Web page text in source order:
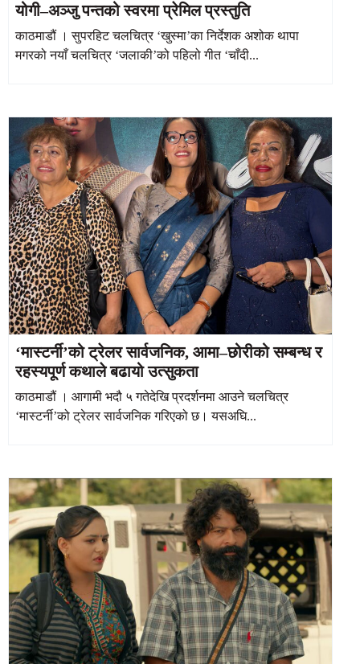
योगी–अञ्जु पन्तको स्वरमा प्रेमिल प्रस्तुति
काठमाडौं । सुपरहिट चलचित्र ‘खुस्मा’का निर्देशक अशोक थापा
मगरको नयाँ चलचित्र ‘जलाकी’को पहिलो गीत ‘चाँदी...
‘मास्टर्नी’को ट्रेलर सार्वजनिक, आमा–छोरीको सम्बन्ध र
रहस्यपूर्ण कथाले बढायो उत्सुकता
काठमाडौं । आगामी भदौ ५ गतेदेखि प्रदर्शनमा आउने चलचित्र
‘मास्टर्नी’को ट्रेलर सार्वजनिक गरिएको छ। यसअघि...